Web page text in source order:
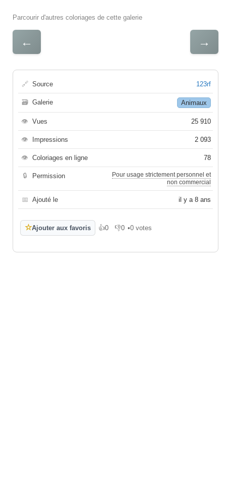
Parcourir d'autres coloriages de cette galerie
← →
🔗 Source 123rf
🗃 Galerie Animaux
👁 Vues 25 910
👁 Impressions 2 093
👁 Coloriages en ligne 78
🔒 Permission
Pour usage strictement personnel et
non commercial
📅 Ajouté le il y a 8 ans
☆Ajouter aux favoris 👍0
J'aime 👎0
Je n'aime pas
•0 votes